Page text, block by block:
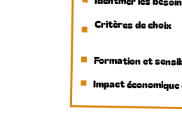
Critères de choix
Formation et
Impact